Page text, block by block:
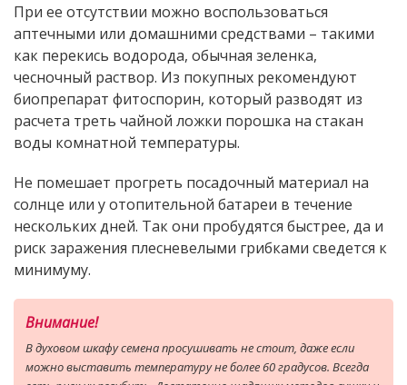
При ее отсутствии можно воспользоваться
аптечными или домашними средствами – такими
как перекись водорода, обычная зеленка,
чесночный раствор. Из покупных рекомендуют
биопрепарат фитоспорин, который разводят из
расчета треть чайной ложки порошка на стакан
воды комнатной температуры.
Не помешает прогреть посадочный материал на
солнце или у отопительной батареи в течение
нескольких дней. Так они пробудятся быстрее, да и
риск заражения плесневелыми грибками сведется к
минимуму.
Внимание!
В духовом шкафу семена просушивать не стоит, даже если
можно выставить температуру не более 60 градусов. Всегда